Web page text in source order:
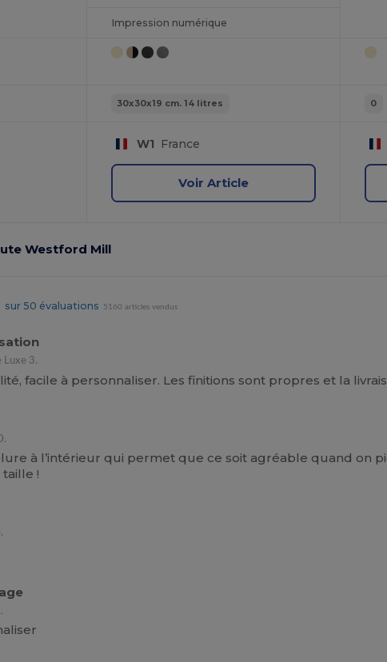
Impression numérique
30x30x19 cm. 14 litres
W1 France
Voir Article
0
Westford Mill
sur 50 évaluations 5160 articles vendus
Luxe 3.
facile à personnaliser. Les finitions sont propres et la
à l’intérieur qui permet que ce soit agréable quand on
taille !